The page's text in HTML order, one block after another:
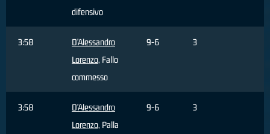
difensivo
3:58
D'Alessandro
Lorenzo, Fallo
commesso
9-6 3
3:58
D'Alessandro
Lorenzo, Palla
9-6 3